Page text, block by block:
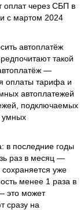
оплат через СБП в
с мартом 2024
автоплатёж
такой
—
оплаты тарифа и
автоплатежей
подключаемых
умных
в последние годы
раз в месяц —
уже
менее 1 раза в
это может
сразу на